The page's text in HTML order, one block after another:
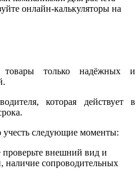
онлайн-калькуляторы на
только надёжных и
которая действует в
следующие моменты:
проверьте внешний вид и
наличие сопроводительных